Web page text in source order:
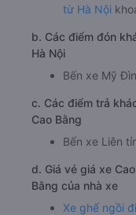
từ Hà Nội
b. Các điểm đón
Hà Nội
Bến xe Mỹ
c. Các điểm trả
Cao Bằng
Bến xe Liên
d. Giá vé giá xe
Bằng của nhà xe
Xe ghế ngồi